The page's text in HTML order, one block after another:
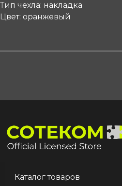
Тип чехла: накладка
Цвет: оранжевый
Каталог товаров